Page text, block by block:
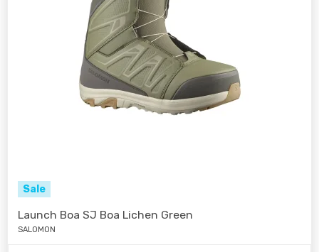
Sale
Launch Boa SJ Boa Lichen Green
SALOMON